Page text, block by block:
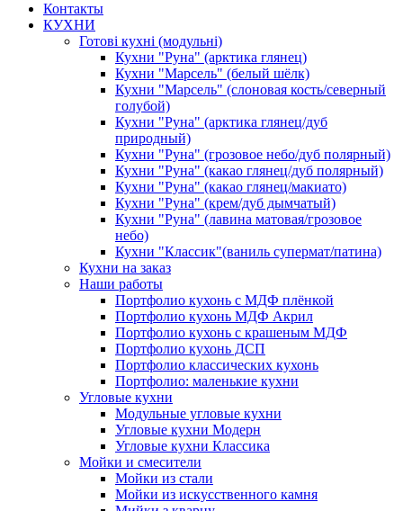
Контакты
КУХНИ
Готові кухні (модульні)
Кухни "Руна" (арктика глянец)
Кухни "Марсель" (белый шёлк)
Кухни "Марсель" (слоновая кость/северный
голубой)
Кухни "Руна" (арктика глянец/дуб
природный)
Кухни "Руна" (грозовое небо/дуб полярный)
Кухни "Руна" (какао глянец/дуб полярный)
Кухни "Руна" (какао глянец/макиато)
Кухни "Руна" (крем/дуб дымчатый)
Кухни "Руна" (лавина матовая/грозовое
небо)
Кухни "Классик"(ваниль супермат/патина)
Кухни на заказ
Наши работы
Портфолио кухонь с МДФ плёнкой
Портфолио кухонь МДФ Акрил
Портфолио кухонь с крашеным МДФ
Портфолио кухонь ДСП
Портфолио классических кухонь
Портфолио: маленькие кухни
Угловые кухни
Модульные угловые кухни
Угловые кухни Модерн
Угловые кухни Классика
Мойки и смесители
Мойки из стали
Мойки из искусственного камня